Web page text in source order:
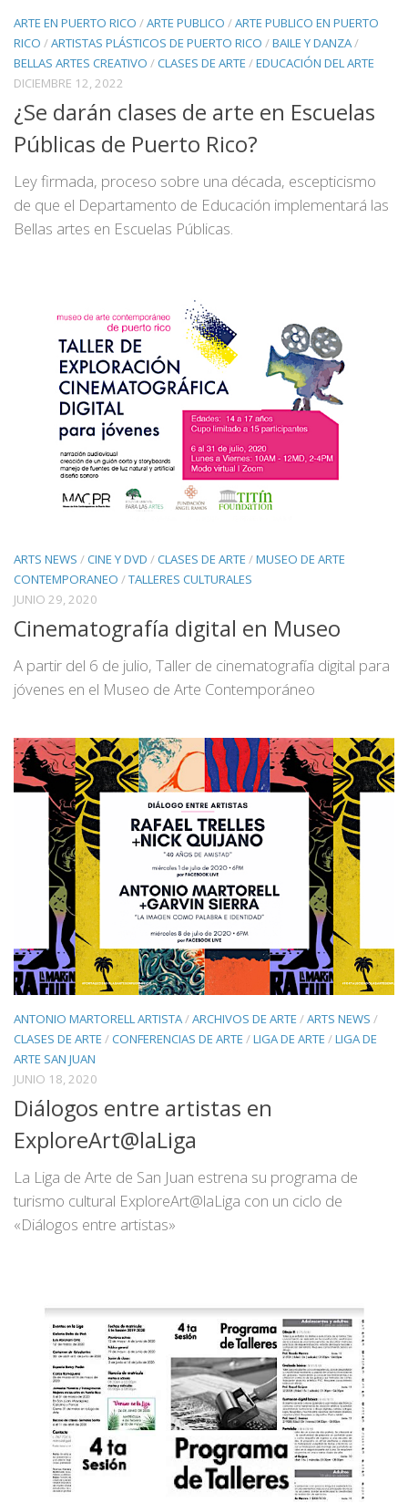
ARTE EN PUERTO RICO /ARTE PUBLICO /ARTE PUBLICO EN PUERTO
RICO /ARTISTAS PLÁSTICOS DE PUERTO RICO /BAILE Y DANZA/
BELLAS ARTES CREATIVO /CLASES DE ARTE /EDUCACIÓN DEL ARTE
DICIEMBRE 12, 2022
¿Se darán clases de arte en Escuelas
Públicas de Puerto Rico?
Ley firmada, proceso sobre una década, escepticismo
de que el Departamento de Educación implementará las
Bellas artes en Escuelas Públicas.
ARTS NEWS /CINE Y DVD /CLASES DE ARTE /MUSEO DE ARTE
CONTEMPORANEO /TALLERES CULTURALES
JUNIO 29, 2020
Cinematografía digital en Museo
A partir del 6 de julio, Taller de cinematografía digital para
jóvenes en el Museo de Arte Contemporáneo
ANTONIO MARTORELL ARTISTA/ARCHIVOS DE ARTE /ARTS NEWS /
CLASES DE ARTE /CONFERENCIAS DE ARTE /LIGA DE ARTE /LIGA DE
ARTE SAN JUAN
JUNIO 18, 2020
Diálogos entre artistas en
ExploreArt@laLiga
La Liga de Arte de San Juan estrena su programa de
turismo cultural ExploreArt@laLiga con un ciclo de
«Diálogos entre artistas»